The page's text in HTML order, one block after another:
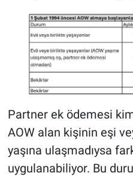
Partner ek ödemesi
AOW alan kişinin eşi
yaşına ulaşmadıysa
uygulanabiliyor. Bu